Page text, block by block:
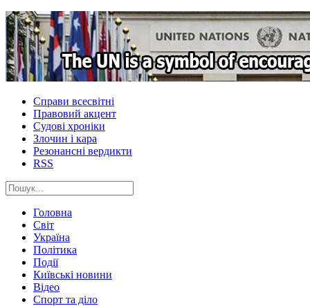
Справи всесвітні
Правовий акцент
Судові хроніки
Злочин і кара
Резонансні вердикти
RSS
Головна
Світ
Україна
Політика
Події
Київські новини
Відео
Спорт та діло